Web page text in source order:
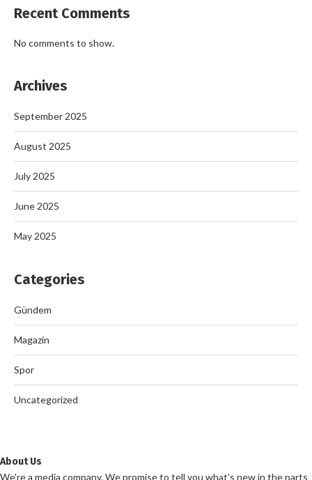
Recent Comments
No comments to show.
Archives
September 2025
August 2025
July 2025
June 2025
May 2025
Categories
Gündem
Magazin
Spor
Uncategorized
About Us
We're a media company. We promise to tell you what's new in the parts